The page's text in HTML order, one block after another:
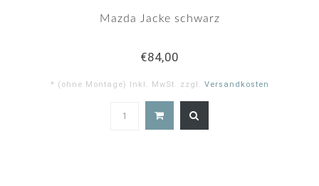
Mazda Jacke schwarz
€84,00
* (ohne Montage) Inkl. MwSt. zzgl. Versandkosten